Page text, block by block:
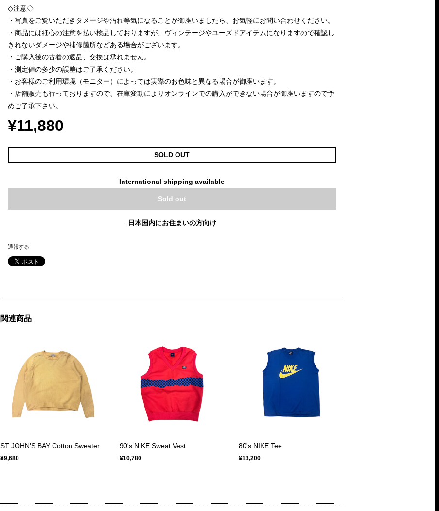
◇注意◇
・写真をご覧いただきダメージや汚れ等気になることが御座いましたら、お気軽にお問い合わせください。
・商品には細心の注意を払い検品しておりますが、ヴィンテージやユーズドアイテムになりますので確認し
きれないダメージや補修箇所などある場合がございます。
・ご購入後の古着の返品、交換は承れません。
・測定値の多少の誤差はご了承ください。
・お客様のご利用環境（モニター）によっては実際のお色味と異なる場合が御座います。
・店舗販売も行っておりますので、在庫変動によりオンラインでの購入ができない場合が御座いますので予
めご了承下さい。
¥11,880
SOLD OUT
International shipping available
Sold out
日本国内にお住まいの方向け
通報する
関連商品
ST JOHN'S BAY Cotton Sweater
¥9,680
90's NIKE Sweat Vest
¥10,780
80's NIKE Tee
¥13,200